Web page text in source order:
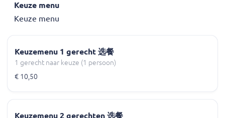
Keuze menu
Keuze menu
Keuzemenu 1 gerecht 选餐
1 gerecht naar keuze (1 persoon)
€ 10,50
Keuzemenu 2 gerechten 选餐